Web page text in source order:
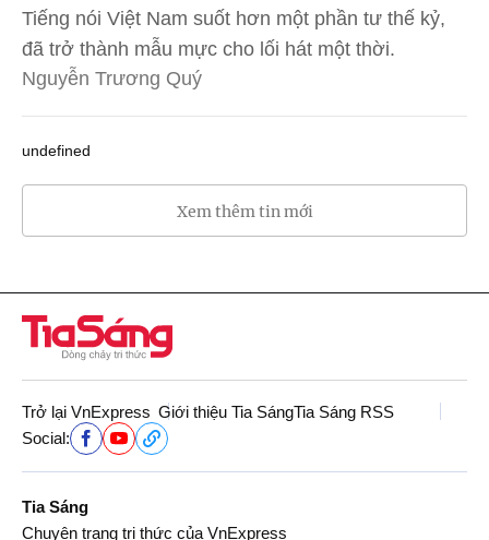
Tiếng nói Việt Nam suốt hơn một phần tư thế kỷ,
đã trở thành mẫu mực cho lối hát một thời.
Nguyễn Trương Quý
undefined
Xem thêm tin mới
Trở lại VnExpress Giới thiệu Tia SángTia Sáng RSS
Social:
Tia Sáng
Chuyên trang tri thức của VnExpress